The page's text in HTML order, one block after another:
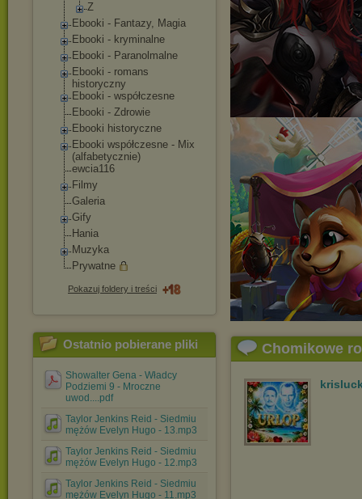
Z
Ebooki - Fantazy, Magia
Ebooki - kryminalne
Ebooki - Paranolmalne
Ebooki - romans
historyczny
Ebooki - współczesne
Ebooki - Zdrowie
Ebooki historyczne
Ebooki współczesne - Mix
(alfabetycznie)
ewcia116
Filmy
Galeria
Gify
Hania
Muzyka
Prywatne
Pokazuj foldery i treści
Ostatnio pobierane pliki
Showalter Gena - Władcy
Podziemi 9 - Mroczne
uwod....pdf
Taylor Jenkins Reid - Siedmiu
mężów Evelyn Hugo - 13.mp3
Taylor Jenkins Reid - Siedmiu
mężów Evelyn Hugo - 12.mp3
Taylor Jenkins Reid - Siedmiu
mężów Evelyn Hugo - 11.mp3
Chomikowe